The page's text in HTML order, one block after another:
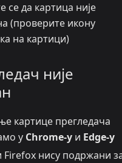
се да картица није
(проверите икону
на картици)
није
картице прегледача
у Chrome-у и Edge-у
Firefox нису подржани